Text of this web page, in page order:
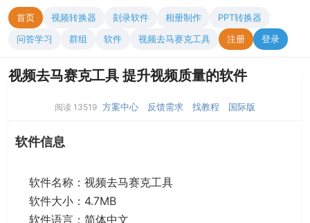
首页 视频转换器 刻录软件 相册制作
PPT转换器
问答学习
群组 软件 视频去马赛克工具 注册 登录
视频去马赛克工具 提升视频质量的软件
阅读 13519 方案中心 反馈需求 找教程 国际版
软件信息
软件名称：视频去马赛克工具
软件大小：4.7MB
软件语言：简体中文